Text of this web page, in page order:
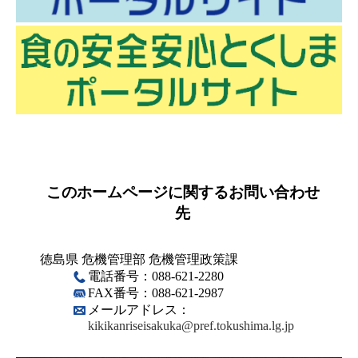
このホームページに関するお問い合わせ
先
徳島県 危機管理部 危機管理政策課
電話番号：088-621-2280
FAX番号：088-621-2987
メールアドレス：
kikikanriseisakuka@pref.tokushima.lg.jp